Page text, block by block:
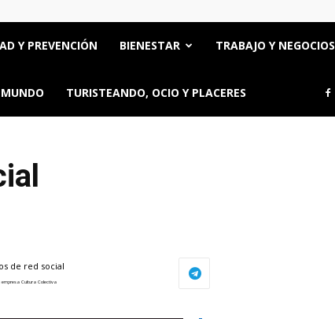
Y PREVENCIÓN BIENESTAR TRABAJO Y NEGOCIOS
TURISTEANDO, OCIO Y PLACERES
de red social
Cultura Colectiva